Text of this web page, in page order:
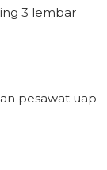
3 lembar
pesawat uap